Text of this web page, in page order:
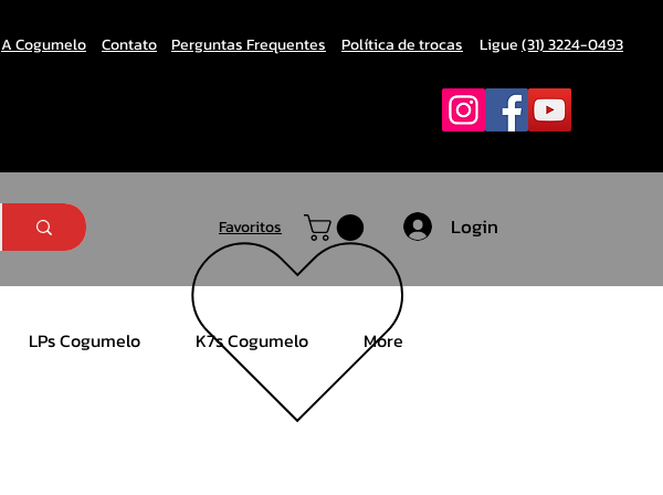
A Cogumelo Contato Perguntas Frequentes Política de trocas Ligue(31) 3224-0493
Favoritos Login
LPs Cogumelo K7s Cogumelo More